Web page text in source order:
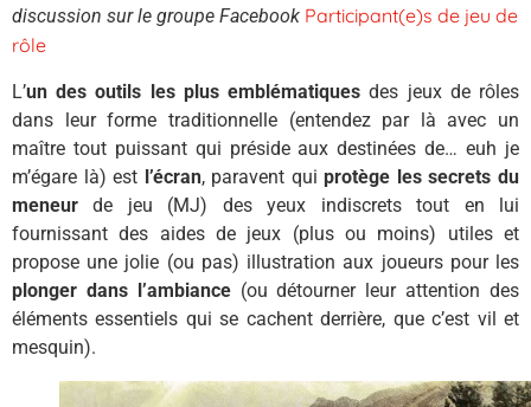
discussion sur le groupe Facebook Participant(e)s de jeu de
rôle
L’un des outils les plus emblématiques des jeux de rôles
dans leur forme traditionnelle (entendez par là avec un
maître tout puissant qui préside aux destinées de… euh je
m’égare là) est l’écran, paravent quiprotège les secrets du
meneur de jeu (MJ) des yeux indiscrets tout en lui
fournissant des aides de jeux (plus ou moins) utiles et
propose une jolie (ou pas) illustration aux joueurs pour les
plonger dans l’ambiance(ou détourner leur attention des
éléments essentiels qui se cachent derrière, que c’est vil et
mesquin).